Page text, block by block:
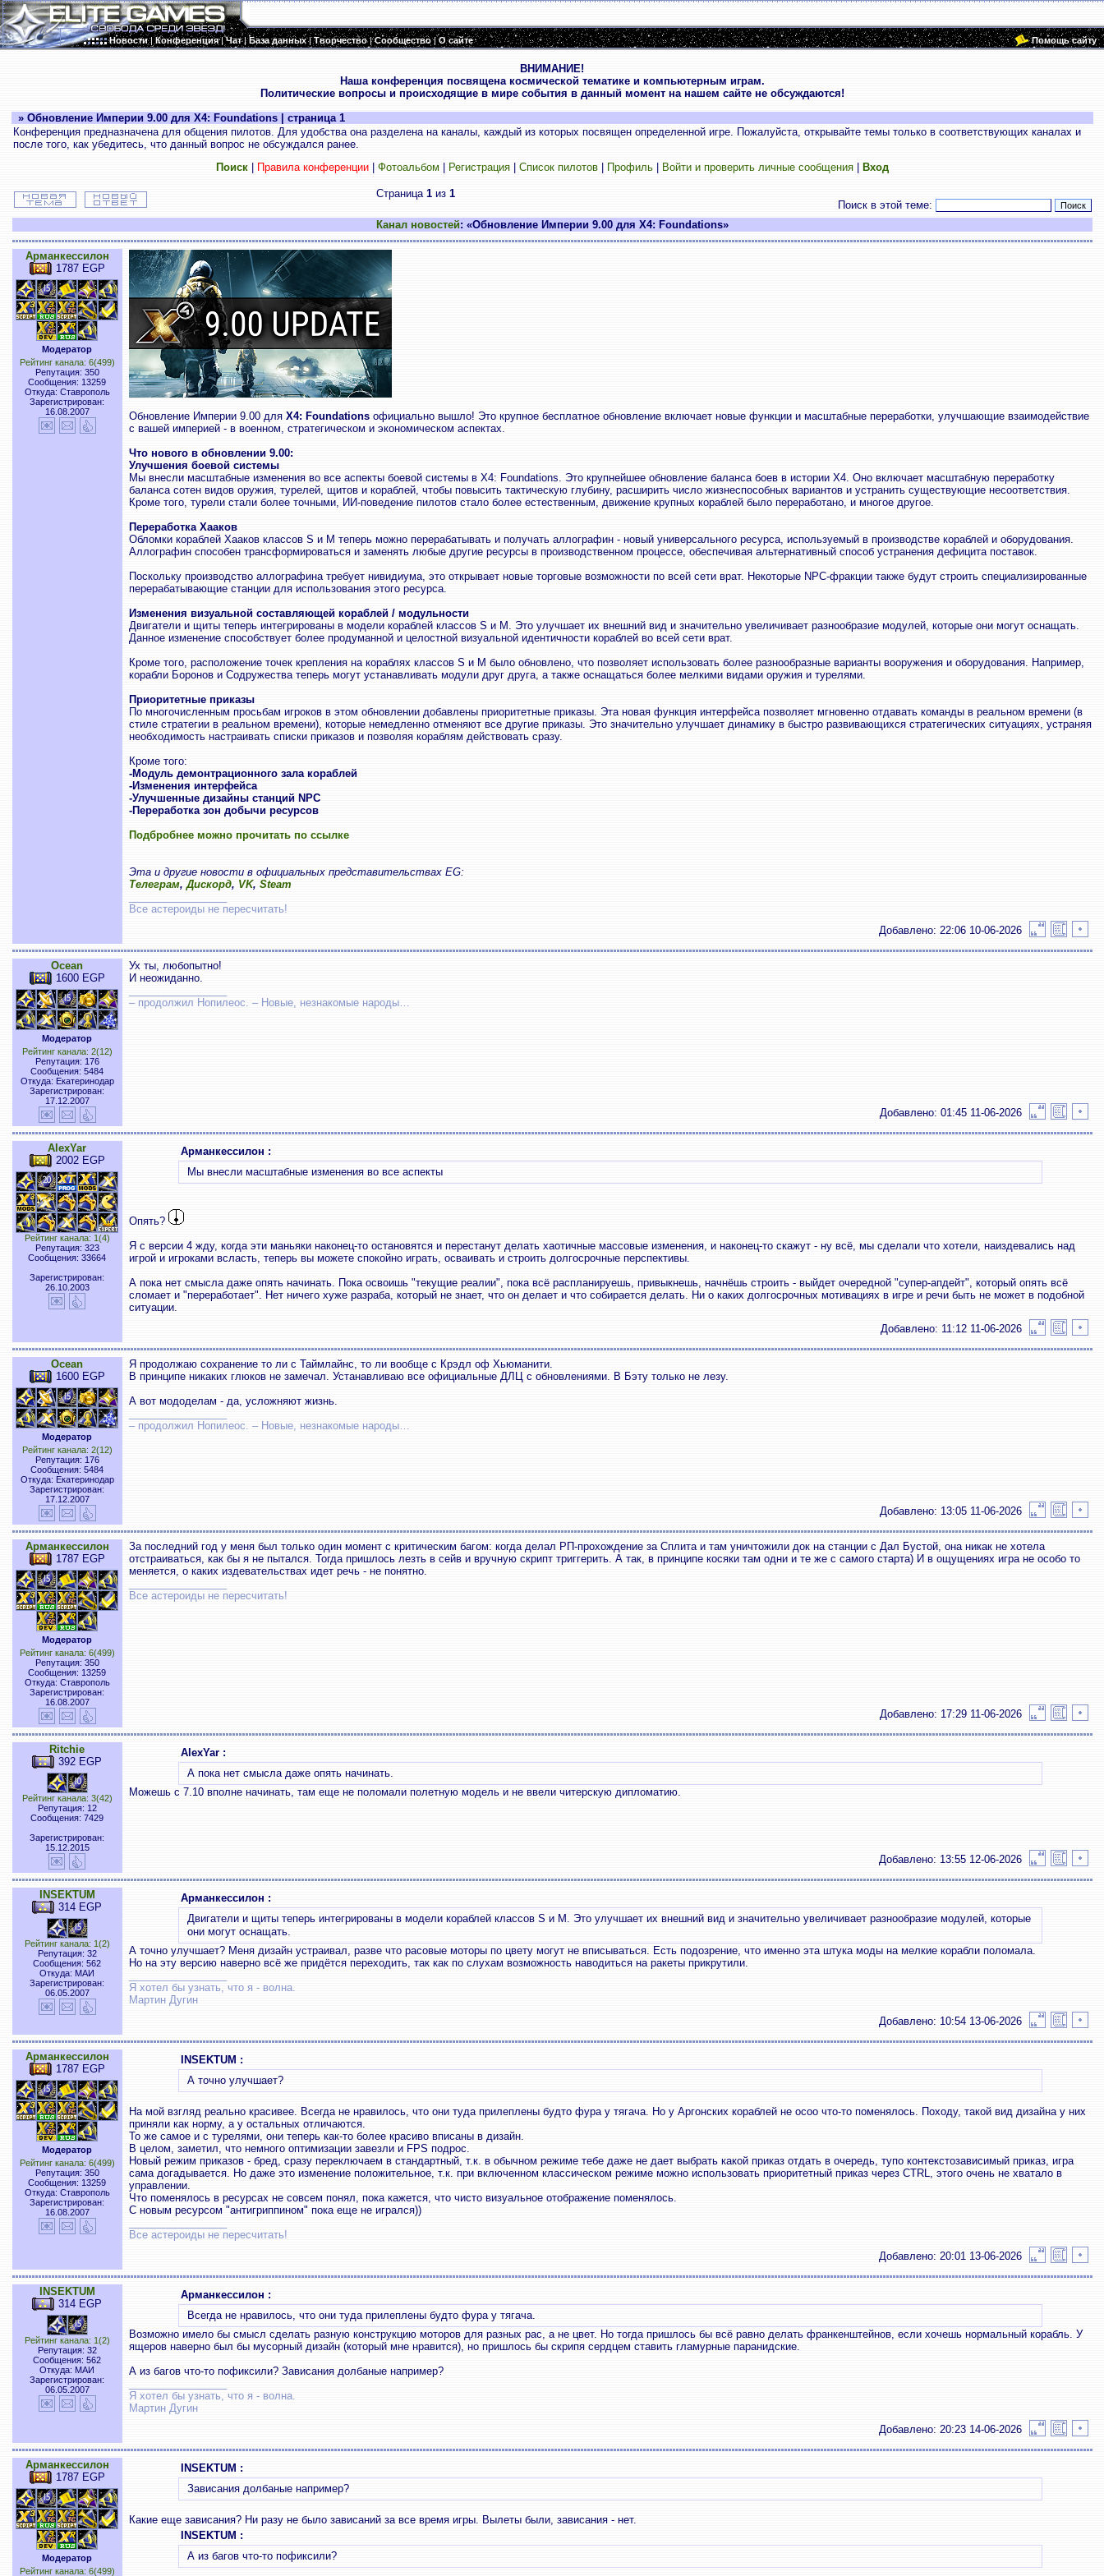
Новости|Конференция|Чат|База данных|Творчество|Сообщество|О сайте Помощь сайту
ВНИМАНИЕ!
Наша конференция посвящена космической тематике и компьютерным играм.
Политические вопросы и происходящие в мире события в данный момент на нашем сайте не обсуждаются!
» Обновление Империи 9.00 для X4: Foundations | страница 1
Конференция предназначена для общения пилотов. Для удобства она разделена на каналы, каждый из которых посвящен определенной игре. Пожалуйста, открывайте темы только в соответствующих каналах и
после того, как убедитесь, что данный вопрос не обсуждался ранее.
Поиск| Правила конференции| Фотоальбом Регистрация| Список пилотов| Профиль| Войти и проверить личные сообщения| Вход
Страница 1 из 1
Поиск в этой теме:
Канал новостей: «Обновление Империи 9.00 для X4: Foundations»
Арманкессилон
1787 EGP
Модератор
Рейтинг канала: 6(499)
Репутация: 350
Сообщения: 13259
Откуда: Ставрополь
Зарегистрирован:
16.08.2007
Обновление Империи 9.00 для X4: Foundationsофициально вышло! Это крупное бесплатное обновление включает новые функции и масштабные переработки, улучшающие взаимодействие
с вашей империей - в военном, стратегическом и экономическом аспектах.
Что нового в обновлении 9.00:
Улучшения боевой системы
Мы внесли масштабные изменения во все аспекты боевой системы в X4: Foundations. Это крупнейшее обновление баланса боев в истории X4. Оно включает масштабную переработку
баланса сотен видов оружия, турелей, щитов и кораблей, чтобы повысить тактическую глубину, расширить число жизнеспособных вариантов и устранить существующие несоответствия.
Кроме того, турели стали более точными, ИИ-поведение пилотов стало более естественным, движение крупных кораблей было переработано, и многое другое.
Переработка Хааков
Обломки кораблей Хааков классов S и M теперь можно перерабатывать и получать аллографин - новый универсального ресурса, используемый в производстве кораблей и оборудования.
Аллографин способен трансформироваться и заменять любые другие ресурсы в производственном процессе, обеспечивая альтернативный способ устранения дефицита поставок.
Поскольку производство аллографина требует нивидиума, это открывает новые торговые возможности по всей сети врат. Некоторые NPC-фракции также будут строить специализированные
перерабатывающие станции для использования этого ресурса.
Изменения визуальной составляющей кораблей / модульности
Двигатели и щиты теперь интегрированы в модели кораблей классов S и M. Это улучшает их внешний вид и значительно увеличивает разнообразие модулей, которые они могут оснащать.
Данное изменение способствует более продуманной и целостной визуальной идентичности кораблей во всей сети врат.
Кроме того, расположение точек крепления на кораблях классов S и M было обновлено, что позволяет использовать более разнообразные варианты вооружения и оборудования. Например,
корабли Боронов и Содружества теперь могут устанавливать модули друг друга, а также оснащаться более мелкими видами оружия и турелями.
Приоритетные приказы
По многочисленным просьбам игроков в этом обновлении добавлены приоритетные приказы. Эта новая функция интерфейса позволяет мгновенно отдавать команды в реальном времени (в
стиле стратегии в реальном времени), которые немедленно отменяют все другие приказы. Это значительно улучшает динамику в быстро развивающихся стратегических ситуациях, устраняя
необходимость настраивать списки приказов и позволяя кораблям действовать сразу.
Кроме того:
-Модуль демонтрационного зала кораблей
-Изменения интерфейса
-Улучшенные дизайны станций NPC
-Переработка зон добычи ресурсов
Подбробнее можно прочитать по ссылке
Эта и другие новости в официальных представительствах EG:
Телеграм,Дискорд, VK, Steam
Все астероиды не пересчитать!
Добавлено: 22:06 10-06-2026
Ocean
1600 EGP
Модератор
Рейтинг канала: 2(12)
Репутация: 176
Сообщения: 5484
Откуда: Екатеринодар
Зарегистрирован:
17.12.2007
Ух ты, любопытно!
И неожиданно.
– продолжил Нопилеос. – Новые, незнакомые народы…
Добавлено: 01:45 11-06-2026
AlexYar
2002 EGP
Рейтинг канала: 1(4)
Репутация: 323
Сообщения: 33664
Зарегистрирован:
26.10.2003
Арманкессилон :
Мы внесли масштабные изменения во все аспекты
Опять?
Я с версии 4 жду, когда эти маньяки наконец-то остановятся и перестанут делать хаотичные массовые изменения, и наконец-то скажут - ну всё, мы сделали что хотели, наиздевались над
игрой и игроками всласть, теперь вы можете спокойно играть, осваивать и строить долгосрочные перспективы.
А пока нет смысла даже опять начинать. Пока освоишь "текущие реалии", пока всё распланируешь, привыкнешь, начнёшь строить - выйдет очередной "супер-апдейт", который опять всё
сломает и "переработает". Нет ничего хуже разраба, который не знает, что он делает и что собирается делать. Ни о каких долгосрочных мотивациях в игре и речи быть не может в подобной
ситуации.
Добавлено: 11:12 11-06-2026
Ocean
1600 EGP
Модератор
Рейтинг канала: 2(12)
Репутация: 176
Сообщения: 5484
Откуда: Екатеринодар
Зарегистрирован:
17.12.2007
Я продолжаю сохранение то ли с Таймлайнс, то ли вообще с Крэдл оф Хьюманити.
В принципе никаких глюков не замечал. Устанавливаю все официальные ДЛЦ с обновлениями. В Бэту только не лезу.
А вот мододелам - да, усложняют жизнь.
– продолжил Нопилеос. – Новые, незнакомые народы…
Добавлено: 13:05 11-06-2026
Арманкессилон
1787 EGP
Модератор
Рейтинг канала: 6(499)
Репутация: 350
Сообщения: 13259
Откуда: Ставрополь
Зарегистрирован:
16.08.2007
За последний год у меня был только один момент с критическим багом: когда делал РП-прохождение за Сплита и там уничтожили док на станции с Дал Бустой, она никак не хотела
отстраиваться, как бы я не пытался. Тогда пришлось лезть в сейв и вручную скрипт триггерить. А так, в принципе косяки там одни и те же с самого старта) И в ощущениях игра не особо то
меняется, о каких издевательствах идет речь - не понятно.
Все астероиды не пересчитать!
Добавлено: 17:29 11-06-2026
Ritchie
392 EGP
Рейтинг канала: 3(42)
Репутация: 12
Сообщения: 7429
Зарегистрирован:
15.12.2015
AlexYar :
А пока нет смысла даже опять начинать.
Можешь с 7.10 вполне начинать, там еще не поломали полетную модель и не ввели читерскую дипломатию.
Добавлено: 13:55 12-06-2026
INSEKTUM
314 EGP
Рейтинг канала: 1(2)
Репутация: 32
Сообщения: 562
Откуда: МАИ
Зарегистрирован:
06.05.2007
Арманкессилон :
Двигатели и щиты теперь интегрированы в модели кораблей классов S и M. Это улучшает их внешний вид и значительно увеличивает разнообразие модулей, которые
они могут оснащать.
А точно улучшает? Меня дизайн устраивал, разве что расовые моторы по цвету могут не вписываться. Есть подозрение, что именно эта штука моды на мелкие корабли поломала.
Но на эту версию наверно всё же придётся переходить, так как по слухам возможность наводиться на ракеты прикрутили.
Я хотел бы узнать, что я - волна.
Мартин Дугин
Добавлено: 10:54 13-06-2026
Арманкессилон
1787 EGP
Модератор
Рейтинг канала: 6(499)
Репутация: 350
Сообщения: 13259
Откуда: Ставрополь
Зарегистрирован:
16.08.2007
INSEKTUM :
А точно улучшает?
На мой взгляд реально красивее. Всегда не нравилось, что они туда прилеплены будто фура у тягача. Но у Аргонских кораблей не осоо что-то поменялось. Походу, такой вид дизайна у них
приняли как норму, а у остальных отличаются.
То же самое и с турелями, они теперь как-то более красиво вписаны в дизайн.
В целом, заметил, что немного оптимизации завезли и FPS подрос.
Новый режим приказов - бред, сразу переключаем в стандартный, т.к. в обычном режиме тебе даже не дает выбрать какой приказ отдать в очередь, тупо контекстозависимый приказ, игра
сама догадывается. Но даже это изменение положительное, т.к. при включенном классическом режиме можно использовать приоритетный приказ через CTRL, этого очень не хватало в
управлении.
Что поменялось в ресурсах не совсем понял, пока кажется, что чисто визуальное отображение поменялось.
С новым ресурсом "антигриппином" пока еще не игрался))
Все астероиды не пересчитать!
Добавлено: 20:01 13-06-2026
INSEKTUM
314 EGP
Рейтинг канала: 1(2)
Репутация: 32
Сообщения: 562
Откуда: МАИ
Зарегистрирован:
06.05.2007
Арманкессилон :
Всегда не нравилось, что они туда прилеплены будто фура у тягача.
Возможно имело бы смысл сделать разную конструкцию моторов для разных рас, а не цвет. Но тогда пришлось бы всё равно делать франкенштейнов, если хочешь нормальный корабль. У
ящеров наверно был бы мусорный дизайн (который мне нравится), но пришлось бы скрипя сердцем ставить гламурные паранидские.
А из багов что-то пофиксили? Зависания долбаные например?
Я хотел бы узнать, что я - волна.
Мартин Дугин
Добавлено: 20:23 14-06-2026
Арманкессилон
1787 EGP
Модератор
Рейтинг канала: 6(499)
INSEKTUM :
Зависания долбаные например?
Какие еще зависания? Ни разу не было зависаний за все время игры. Вылеты были, зависания - нет.
INSEKTUM :
А из багов что-то пофиксили?